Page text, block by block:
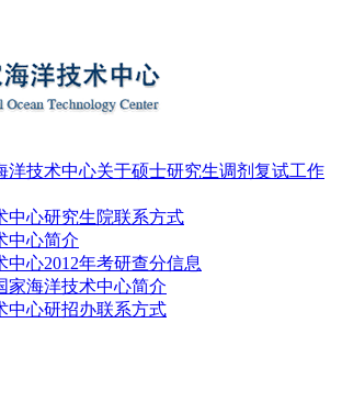
洋技术中心关于硕士研究生调剂复试工作
中心研究生院联系方式
中心简介
中心2012年考研查分信息
家海洋技术中心简介
中心研招办联系方式